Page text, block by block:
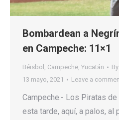
Bombardean a
en Campeche: 11×1
Béisbol , Campeche, Yucatán By
13 mayo, 2021
Leave a
Campeche.- Los Piratas
esta tarde, aquí, a palos,